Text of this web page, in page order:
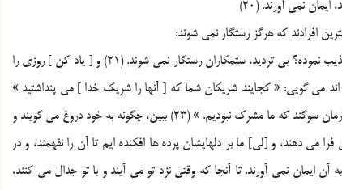
نمي آورند. (20)
افرادند که هرگز رستگار نمي شوند:
و کيست ستمکارتر از آن کس که بر خدا دروغ بسته يا آيات او را تکذيب نموده؟ بي ترديد، ستمکاران رستگار نمي شوند. (21) و [ ياد کن ] روزي را
مي گويي: « کجايند شريکان شما که [ آنها را شريک خدا ] مي پنداشتيد »
(22) آن گاه عذرشان جز اين نيست که مي گويند: « به خدا، پروردگارمان سوگند که ما مشرک نبوديم. » (23) ببين، چگونه به خود دروغ مي گويند و
و برخي از آنان به تو گوش فرا مي دهند، و [لي] ما بر دلهايشان پرده ها افکنده ايم تا آن را نفهمند، و در
آن ايمان نمي آورند. تا آنجا که وقتي نزد تو مي آيند و با تو جدال مي کنند،